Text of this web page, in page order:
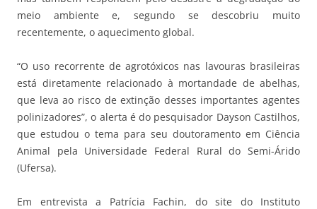
meio ambiente e, segundo se descobriu muito
recentemente, o aquecimento global.
“O uso recorrente de agrotóxicos nas lavouras brasileiras
está diretamente relacionado à mortandade de abelhas,
que leva ao risco de extinção desses importantes agentes
polinizadores”, o alerta é do pesquisador Dayson Castilhos,
que estudou o tema para seu doutoramento em Ciência
Animal pela Universidade Federal Rural do Semi-Árido
(Ufersa).
Em entrevista a Patrícia Fachin, do site do Instituto